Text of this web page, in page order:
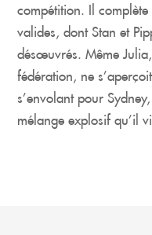
compétition. Il
valides, dont Stan et
désœuvrés. Même
fédération, ne
s’envolant pour
mélange explosif qu’il